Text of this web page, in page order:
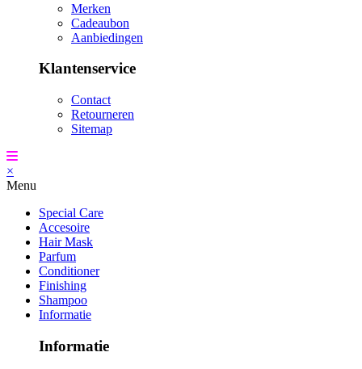
Merken
Cadeaubon
Aanbiedingen
Klantenservice
Contact
Retourneren
Sitemap
×
Menu
Special Care
Accesoire
Hair Mask
Parfum
Conditioner
Finishing
Shampoo
Informatie
Informatie